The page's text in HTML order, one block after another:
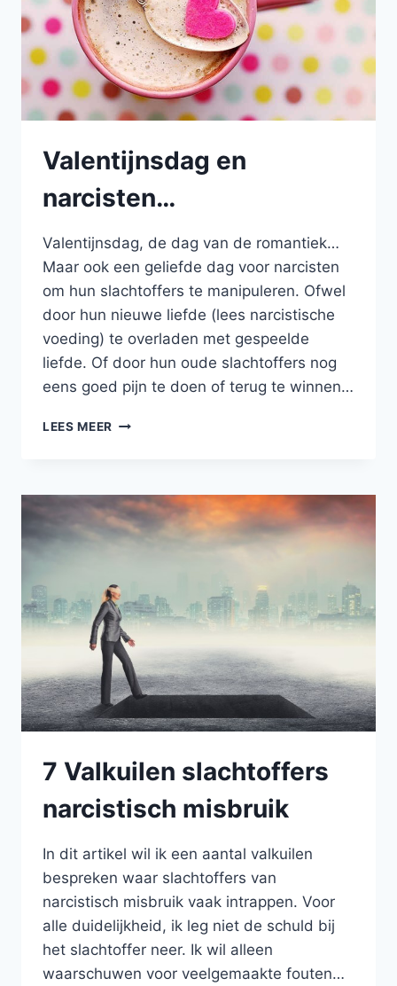
Valentijnsdag en
narcisten…
Valentijnsdag, de dag van de romantiek…
Maar ook een geliefde dag voor narcisten
om hun slachtoffers te manipuleren. Ofwel
door hun nieuwe liefde (lees narcistische
voeding) te overladen met gespeelde
liefde. Of door hun oude slachtoffers nog
eens goed pijn te doen of terug te winnen…
LEES MEER VALENTIJNSDAG
7 Valkuilen slachtoffers
narcistisch misbruik
In dit artikel wil ik een aantal valkuilen
bespreken waar slachtoffers van
narcistisch misbruik vaak intrappen. Voor
alle duidelijkheid, ik leg niet de schuld bij
het slachtoffer neer. Ik wil alleen
waarschuwen voor veelgemaakte fouten…